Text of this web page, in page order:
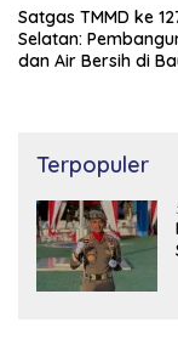
Satgas TMMD ke
Selatan:
dan Air Bersih di
Terpopuler